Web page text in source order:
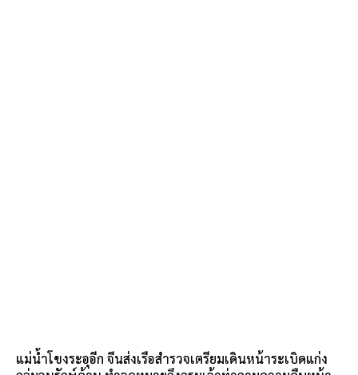
แม่น้ำโขงระอุอีก จีนส่งเรือสำรวจเตรียมเดินหน้าระเบิดแก่ง